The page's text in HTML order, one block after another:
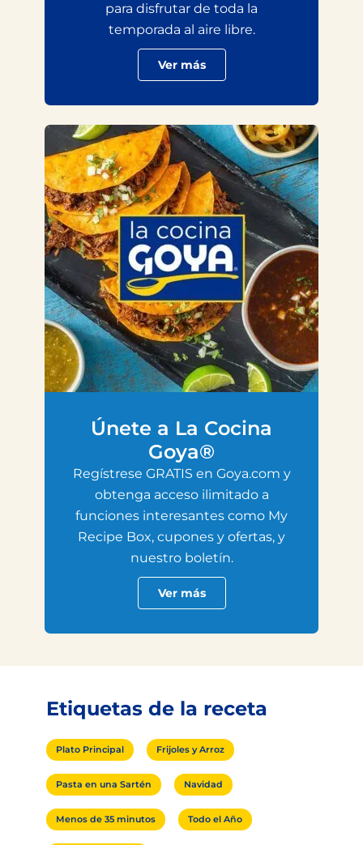
para disfrutar de toda la
temporada al aire libre.
Ver más
Únete a La Cocina
Goya®
Regístrese GRATIS en Goya.com y
obtenga acceso ilimitado a
funciones interesantes como My
Recipe Box, cupones y ofertas, y
nuestro boletín.
Ver más
Etiquetas de la receta
Plato Principal Frijoles y Arroz
Pasta en una Sartén Navidad
Menos de 35 minutos Todo el Año